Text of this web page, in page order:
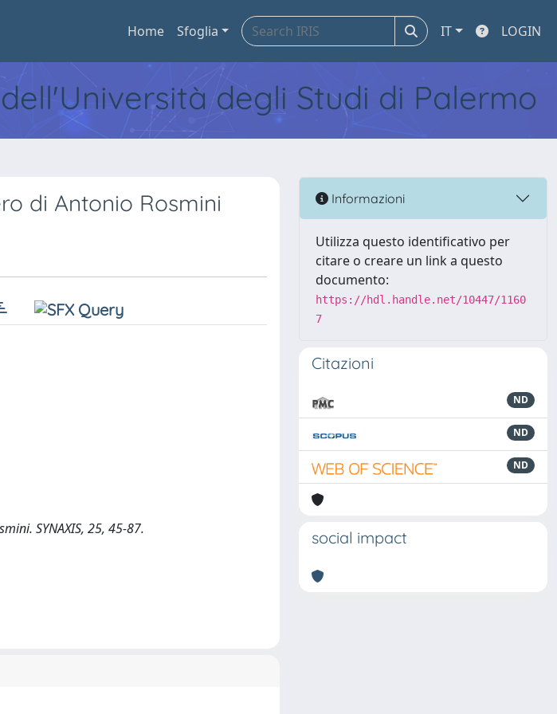
Home Sfoglia IT LOGIN
degli Studi di Palermo
di Antonio Rosmini
SYNAXIS, 25, 45-87.
Informazioni
Utilizza questo identificativo per
citare o creare un link a questo
documento:
https://hdl.handle.net/10447/1160
7
Citazioni
ND
ND
ND
social impact